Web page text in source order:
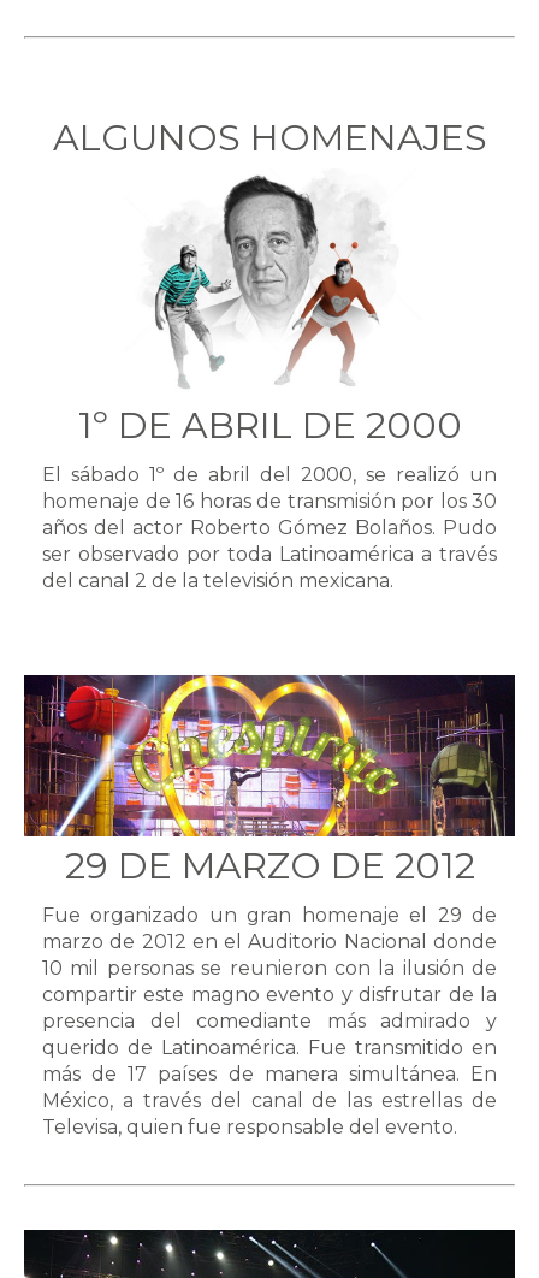
ALGUNOS HOMENAJES
1º DE ABRIL DE 2000
El sábado 1º de abril del 2000, se realizó un
homenaje de 16 horas de transmisión por los 30
años del actor Roberto Gómez Bolaños. Pudo
ser observado por toda Latinoamérica a través
del canal 2 de la televisión mexicana.
29 DE MARZO DE 2012
Fue organizado un gran homenaje el 29 de
marzo de 2012 en el Auditorio Nacional donde
10 mil personas se reunieron con la ilusión de
compartir este magno evento y disfrutar de la
presencia del comediante más admirado y
querido de Latinoamérica. Fue transmitido en
más de 17 países de manera simultánea. En
México, a través del canal de las estrellas de
Televisa, quien fue responsable del evento.